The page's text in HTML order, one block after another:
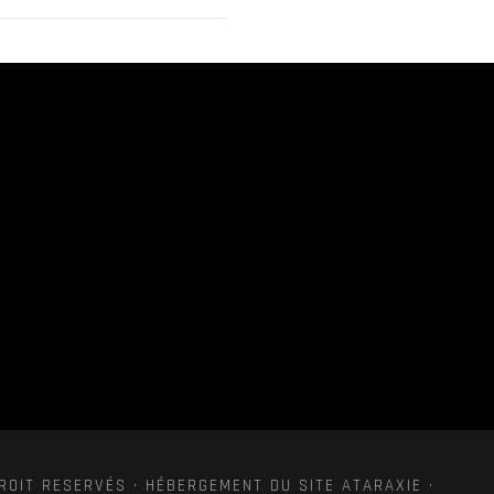
RESERVÉS · HÉBERGEMENT DU SITE ATARAXIE ·